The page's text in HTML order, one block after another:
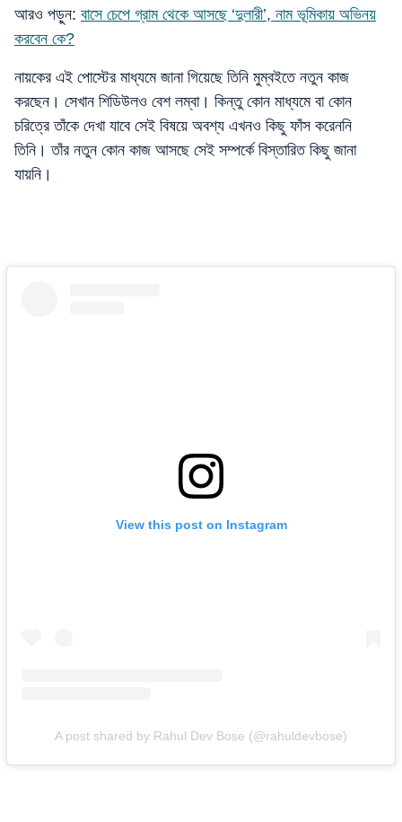
আরও পড়ুন: বাসে চেপে গ্রাম থেকে আসছে ‘দুলারী’, নাম ভূমিকায় অভিনয়
করবেন কে?
নায়কের এই পোস্টের মাধ্যমে জানা গিয়েছে তিনি মুম্বইতে নতুন কাজ
করছেন। সেখান শিডিউলও বেশ লম্বা। কিন্তু কোন মাধ্যমে বা কোন
চরিত্রে তাঁকে দেখা যাবে সেই বিষয়ে অবশ্য এখনও কিছু ফাঁস করেননি
তিনি। তাঁর নতুন কোন কাজ আসছে সেই সম্পর্কে বিস্তারিত কিছু জানা
যায়নি।
View this post on Instagram
A post shared by Rahul Dev Bose (@rahuldevbose)